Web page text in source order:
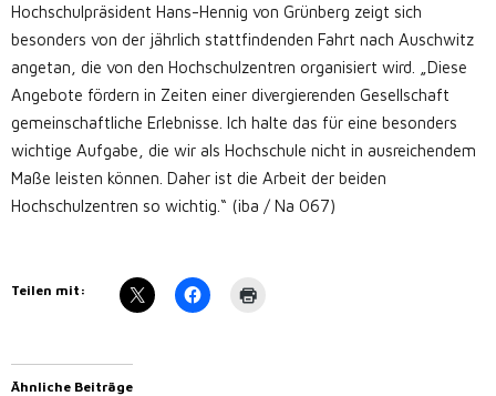
Hochschulpräsident Hans-Hennig von Grünberg zeigt sich
besonders von der jährlich stattfindenden Fahrt nach Auschwitz
angetan, die von den Hochschulzentren organisiert wird. „Diese
Angebote fördern in Zeiten einer divergierenden Gesellschaft
gemeinschaftliche Erlebnisse. Ich halte das für eine besonders
wichtige Aufgabe, die wir als Hochschule nicht in ausreichendem
Maße leisten können. Daher ist die Arbeit der beiden
Hochschulzentren so wichtig.“ (iba / Na 067)
Teilen mit:
Ähnliche Beiträge